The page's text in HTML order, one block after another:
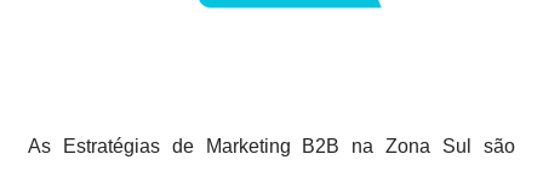
As Estratégias de Marketing B2B na Zona Sul são